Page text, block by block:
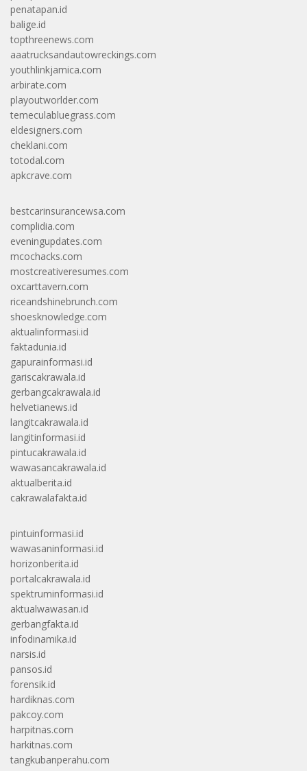
penatapan.id
balige.id
topthreenews.com
aaatrucksandautowreckings.com
youthlinkjamica.com
arbirate.com
playoutworlder.com
temeculabluegrass.com
eldesigners.com
cheklani.com
totodal.com
apkcrave.com
bestcarinsurancewsa.com
complidia.com
eveningupdates.com
mcochacks.com
mostcreativeresumes.com
oxcarttavern.com
riceandshinebrunch.com
shoesknowledge.com
aktualinformasi.id
faktadunia.id
gapurainformasi.id
gariscakrawala.id
gerbangcakrawala.id
helvetianews.id
langitcakrawala.id
langitinformasi.id
pintucakrawala.id
wawasancakrawala.id
aktualberita.id
cakrawalafakta.id
pintuinformasi.id
wawasaninformasi.id
horizonberita.id
portalcakrawala.id
spektruminformasi.id
aktualwawasan.id
gerbangfakta.id
infodinamika.id
narsis.id
pansos.id
forensik.id
hardiknas.com
pakcoy.com
harpitnas.com
harkitnas.com
tangkubanperahu.com